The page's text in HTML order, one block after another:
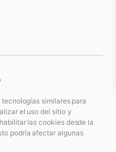
similares para
el uso del sitio y
las cookies desde la
podría afectar algunas